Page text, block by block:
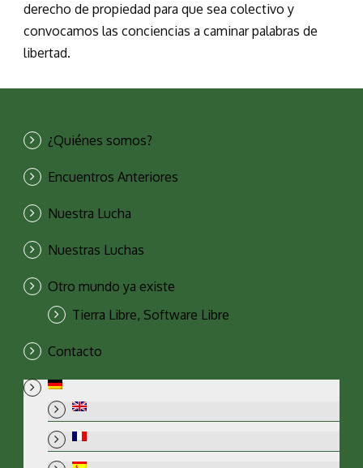
derecho de propiedad para que sea colectivo y
convocamos las conciencias a caminar palabras de
libertad.
¿Quiénes somos?
Encuentros Anteriores
Nuestra Lucha
Nuestras Luchas
Otro mundo ya existe
Tierra Libre, Software Libre
Contacto